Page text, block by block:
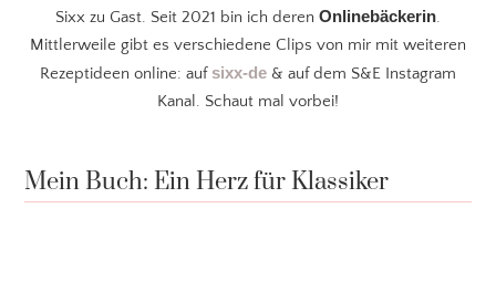
Sixx zu Gast. Seit 2021 bin ich deren Onlinebäckerin.
Mittlerweile gibt es verschiedene Clips von mir mit weiteren
Rezeptideen online: auf sixx-de & auf dem S&E Instagram
Kanal. Schaut mal vorbei!
Mein Buch: Ein Herz für Klassiker